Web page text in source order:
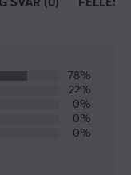
sikkert opp et
SVAR (0)
78%
22%
0%
0%
0%